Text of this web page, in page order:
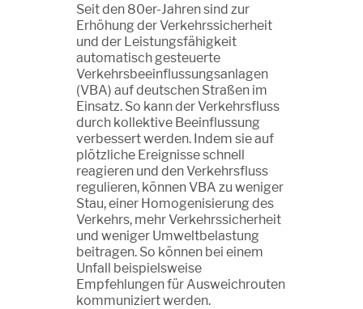
Seit den 80er-Jahren sind zur
Erhöhung der Verkehrssicherheit
und der Leistungsfähigkeit
automatisch gesteuerte
Verkehrsbeeinflussungsanlagen
(VBA) auf deutschen Straßen im
Einsatz. So kann der Verkehrsfluss
durch kollektive Beeinflussung
verbessert werden. Indem sie auf
plötzliche Ereignisse schnell
reagieren und den Verkehrsfluss
regulieren, können VBA zu weniger
Stau, einer Homogenisierung des
Verkehrs, mehr Verkehrssicherheit
und weniger Umweltbelastung
beitragen. So können bei einem
Unfall beispielsweise
Empfehlungen für Ausweichrouten
kommuniziert werden.